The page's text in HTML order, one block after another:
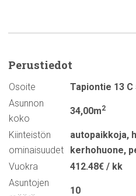
Perustiedot
Osoite
Tapiontie 13 C
Asunnon
koko
34,00m2
Kiinteistön
ominaisuudet
autopaikkoja,
kerhohuone,
Vuokra
412.48€ / kk
Asuntojen
10